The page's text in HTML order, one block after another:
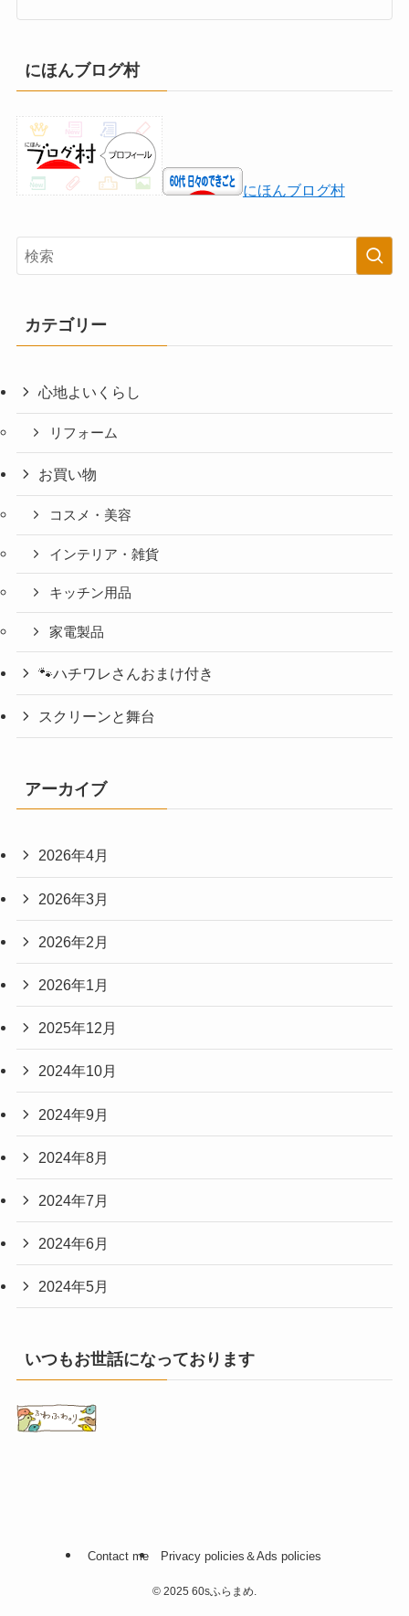
にほんブログ村
にほんブログ村
カテゴリー
心地よいくらし
リフォーム
お買い物
コスメ・美容
インテリア・雑貨
キッチン用品
家電製品
🐾ハチワレさんおまけ付き
スクリーンと舞台
アーカイブ
2026年4月
2026年3月
2026年2月
2026年1月
2025年12月
2024年10月
2024年9月
2024年8月
2024年7月
2024年6月
2024年5月
いつもお世話になっております
Contact me Privacy policies＆Ads policies
© 2025 60sふらまめ.